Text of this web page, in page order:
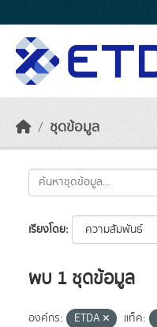
ชุดข้อมูล
เรียงโดย
พบ 1 ชุดข้อมูล
องค์กร: ETDA แท็ค: